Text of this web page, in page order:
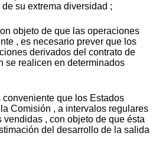
su extrema diversidad ;
objeto de que las operaciones
, es necesario prever que los
derivados del contrato de
se realicen en determinados
que los Estados
Comisión , a intervalos regulares
vendidas , con objeto de que ésta
del desarrollo de la salida